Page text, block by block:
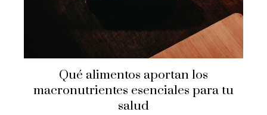
Qué alimentos aportan los
macronutrientes esenciales para tu
salud